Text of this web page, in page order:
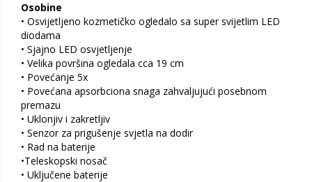
Osobine
• Osvijetljeno kozmetičko ogledalo sa super svijetlim LED
diodama
• Sjajno LED osvjetljenje
• Velika površina ogledala cca 19 cm
• Povećanje 5x
• Povećana apsorbciona snaga zahvaljujući posebnom
premazu
• Uklonjiv i zakretljiv
• Senzor za prigušenje svjetla na dodir
• Rad na baterije
•Teleskopski nosač
• Uključene baterije